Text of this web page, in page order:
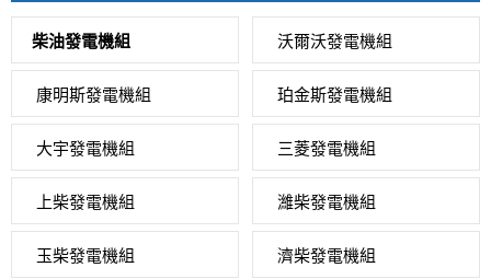
柴油發電機組 沃爾沃發電機組
康明斯發電機組 珀金斯發電機組
大宇發電機組 三菱發電機組
上柴發電機組 濰柴發電機組
玉柴發電機組 濟柴發電機組